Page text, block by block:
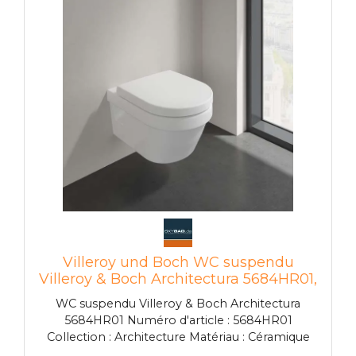
Villeroy und Boch WC suspendu
Villeroy & Boch Architectura 5684HR01,
avec système DirectFlush, blanc alpin
WC suspendu Villeroy & Boch Architectura
5684HR01 Numéro d'article : 5684HR01
Collection : Architecture Matériau : Céramique